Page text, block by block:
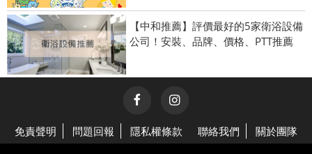
【中和推薦】評價最好的5家衛浴設備
公司！安裝、品牌、價格、PTT推薦
免責聲明 問題回報 隱私權條款 聯絡我們 關於團隊